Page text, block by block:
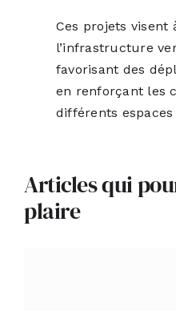
Ces projets visent
l’infrastructure
favorisant des
en renforçant les
différents
Articles qui
plaire